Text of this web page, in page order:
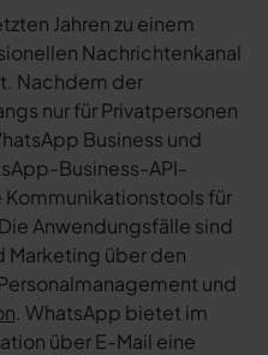
Jahren zu einem
Nachrichtenkanal
Nachdem der
nur für Privatpersonen
Business und
Business-API-
für
Anwendungsfälle sind
Marketing über den
und
. WhatsApp bietet im
über E-Mail eine